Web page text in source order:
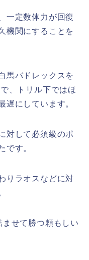
一定数体力が回復
機関にすることを
馬バドレックスを
、トリル下ではほ
遅にしています。
対して必須級のポ
です。
りラオスなどに対
せて勝つ頼もしい